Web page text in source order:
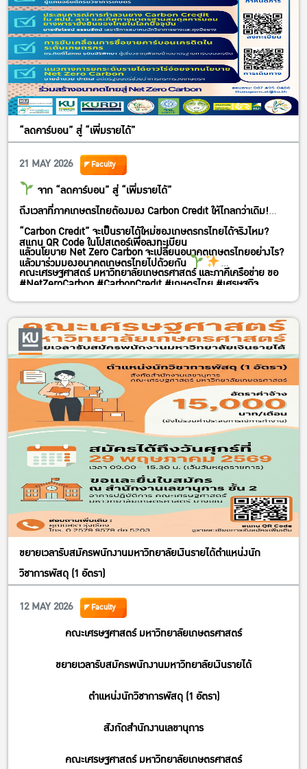
“ลดคาร์บอน” สู่ “เพิ่มรายได้”
21 MAY 2026
Faculty
จาก “ลดคาร์บอน” สู่ “เพิ่มรายได้”
ถึงเวลาที่ภาคเกษตรไทยต้องมอง Carbon Credit ให้ไกลกว่าเดิม!
“Carbon Credit” จะเป็นรายได้ใหม่ของเกษตรกรไทยได้จริงไหม?
แล้วนโยบาย Net Zero Carbon จะเปลี่ยนอนาคตเกษตรไทยอย่างไร?
คณะเศรษฐศาสตร์ มหาวิทยาลัยเกษตรศาสตร์ และภาคีเครือข่าย ขอ
“การยกระดับรายได้เกษตรกรจากนโยบาย NET ZERO CARBON:
บทบาทของมหาวิทยาลัยเกษตรศาสตร์”
พบกับผู้กำหนดนโยบาย นักวิชาการ และผู้เชี่ยวชาญด้านคาร์บอน
เครดิต ที่จะมาร่วมถอดรหัสว่า
เกษตรกรไทยจะสร้างรายได้จากตลาด Carbon Credit ได้อย่างไร
ภาคเกษตรจะปรับตัวสู่เศรษฐกิจคาร์บอนต่ำแบบไหน
มหาวิทยาลัยเกษตรศาสตร์จะมีบทบาทอย่างไรในการขับเคลื่อน
อนาคตนี้
และ “คาร์บอน” จะกลายเป็นสินทรัพย์ใหม่ของเกษตรกรไทยได้
จริงหรือไม่
นี่ไม่ใช่แค่งานเสวนา
แต่นี่คือเวทีชวนคิดเรื่อง “รายได้ใหม่” ของเกษตรกรไทยในโลก Net
Zero
วันอังคารที่ 9 มิถุนายน 2569
เวลา 08.30–13.00 น.
ห้อง EC5205 ชั้น 2 อาคาร 5 คณะเศรษฐศาสตร์ มหาวิทยาลัย
สแกน QR Code ในโปสเตอร์เพื่อลงทะเบียน
แล้วมาร่วมมองอนาคตเกษตรไทยไปด้วยกัน
#NetZeroCarbon #CarbonCredit #เกษตรไทย #เศรษฐกิจ
คาร์บอนต่ำ #มหาวิทยาลัยเกษตรศาสตร์ #คณะเศรษฐศาสตร์KU
#ยกระดับรายได้เกษตรกร
ขยายเวลารับสมัครพนักงานมหาวิทยาลัยเงินรายได้ตำแหน่งนัก
วิชาการพัสดุ (1 อัตรา)
12 MAY 2026
Faculty
คณะเศรษฐศาสตร์ มหาวิทยาลัยเกษตรศาสตร์
ขยายเวลารับสมัครพนักงานมหาวิทยาลัยเงินรายได้
ตำแหน่งนักวิชาการพัสดุ (1 อัตรา)
สังกัดสำนักงานเลขานุการ
คณะเศรษฐศาสตร์ มหาวิทยาลัยเกษตรศาสตร์